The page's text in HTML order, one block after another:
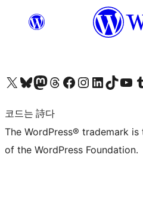
X(이전 트위터) 계정 방문하기블루스카이 계정 방문하기마스토돈 계정 방문하기스레드 계정 방문하기 페이스북 페이지 방문하기인스타그램 계정 방문하기 LinkedIn 계정 방문하기틱톡 계정 방문하기유튜브 채널 방문하기 텀블러 계정 방문하기
코드는 詩다
The WordPress® trademark
of the WordPress Foundation.